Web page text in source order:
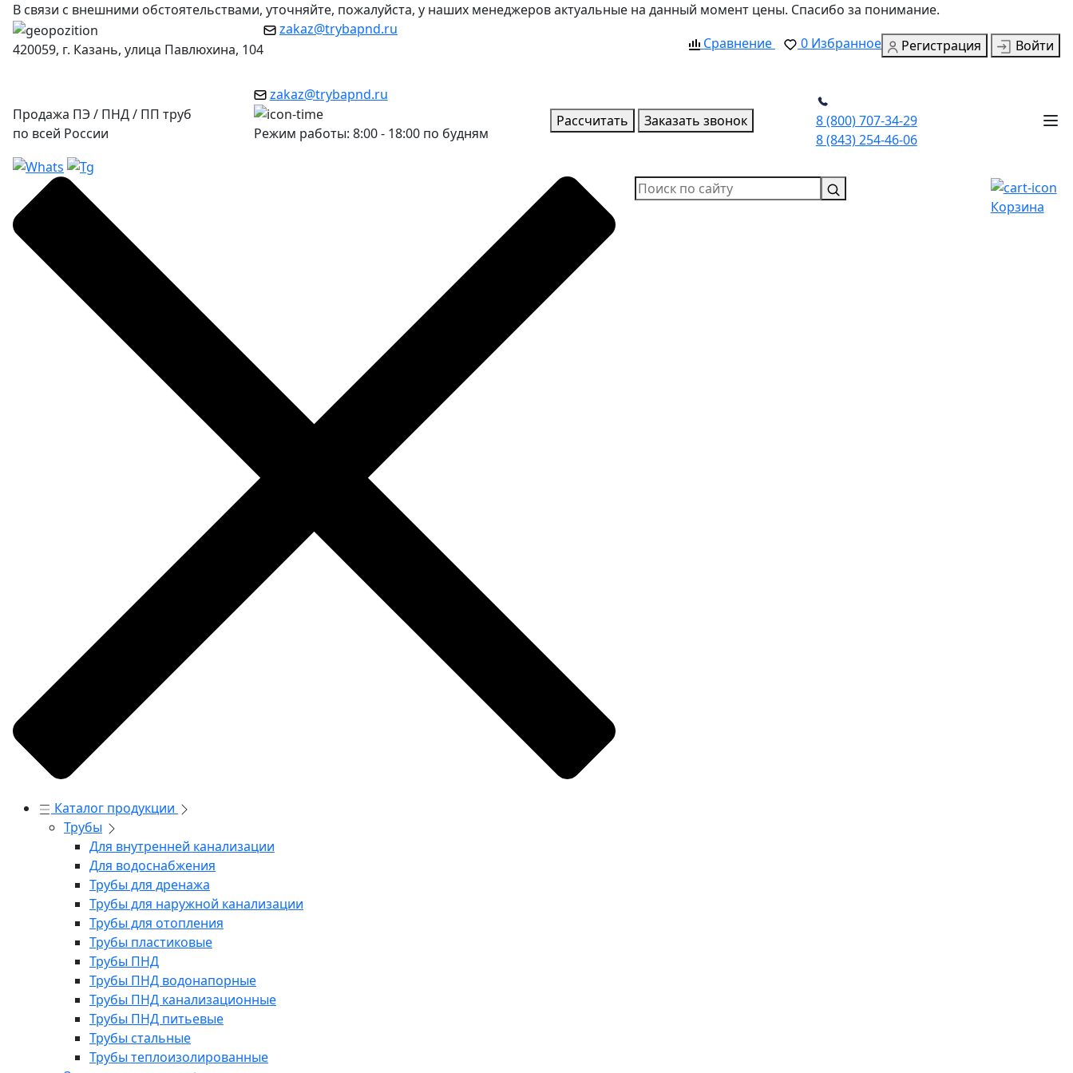
В связи с внешними обстоятельствами, уточняйте, пожалуйста, у наших менеджеров актуальные на данный момент цены. Спасибо за понимание.
420059, г. Казань, улица Павлюхина, 104
zakaz@trybapnd.ru
Сравнение
0 Избранное Регистрация Войти
Продажа ПЭ / ПНД / ПП труб
по всей России
zakaz@trybapnd.ru
Режим работы: 8:00 - 18:00 по будням
Рассчитать Заказать звонок
8 (800) 707-34-29
8 (843) 254-46-06
Каталог продукции
Трубы
Для внутренней канализации
Для водоснабжения
Трубы для дренажа
Трубы для наружной канализации
Трубы для отопления
Трубы пластиковые
Трубы ПНД
Трубы ПНД водонапорные
Трубы ПНД канализационные
Трубы ПНД питьевые
Трубы стальные
Трубы теплоизолированные
Корзина